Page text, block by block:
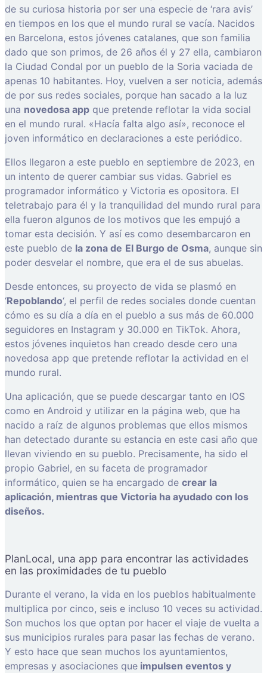
de su curiosa historia por ser una especie de ‘rara avis’
en tiempos en los que el mundo rural se vacía. Nacidos
en Barcelona, estos jóvenes catalanes, que son familia
dado que son primos, de 26 años él y 27 ella, cambiaron
la Ciudad Condal por un pueblo de la Soria vaciada de
apenas 10 habitantes. Hoy, vuelven a ser noticia, además
de por sus redes sociales, porque han sacado a la luz
una novedosa app que pretende reflotar la vida social
en el mundo rural. «Hacía falta algo así», reconoce el
joven informático en declaraciones a este periódico.
Ellos llegaron a este pueblo en septiembre de 2023, en
un intento de querer cambiar sus vidas. Gabriel es
programador informático y Victoria es opositora. El
teletrabajo para él y la tranquilidad del mundo rural para
ella fueron algunos de los motivos que les empujó a
tomar esta decisión. Y así es como desembarcaron en
este pueblo de la zona de El Burgo de Osma, aunque sin
poder desvelar el nombre, que era el de sus abuelas.
Desde entonces, su proyecto de vida se plasmó en
‘Repoblando‘, el perfil de redes sociales donde cuentan
cómo es su día a día en el pueblo a sus más de 60.000
seguidores en Instagram y 30.000 en TikTok. Ahora,
estos jóvenes inquietos han creado desde cero una
novedosa app que pretende reflotar la actividad en el
mundo rural.
Una aplicación, que se puede descargar tanto en IOS
como en Android y utilizar en la página web, que ha
nacido a raíz de algunos problemas que ellos mismos
han detectado durante su estancia en este casi año que
llevan viviendo en su pueblo. Precisamente, ha sido el
propio Gabriel, en su faceta de programador
informático, quien se ha encargado de crear la
aplicación, mientras que Victoria ha ayudado con los
diseños.
PlanLocal, una app para encontrar las actividades
en las proximidades de tu pueblo
Durante el verano, la vida en los pueblos habitualmente
multiplica por cinco, seis e incluso 10 veces su actividad.
Son muchos los que optan por hacer el viaje de vuelta a
sus municipios rurales para pasar las fechas de verano.
Y esto hace que sean muchos los ayuntamientos,
empresas y asociaciones que impulsen eventos y